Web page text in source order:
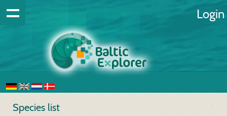
Login
Species list